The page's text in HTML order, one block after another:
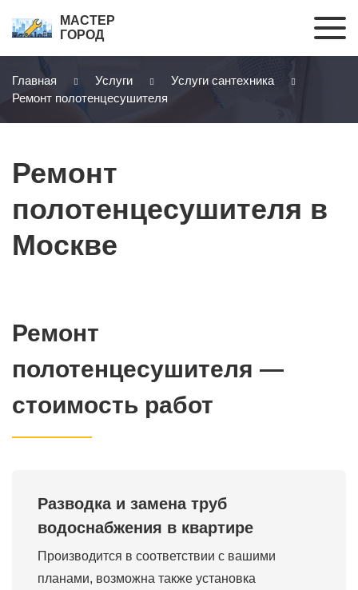
МАСТЕР
ГОРОД
Главная Услуги
Услуги сантехника
Ремонт полотенцесушителя
Ремонт
полотенцесушителя в
Москве
Ремонт
полотенцесушителя —
стоимость работ
Разводка и замена труб
водоснабжения в квартире
Производится в соответствии с вашими
планами, возможна также установка